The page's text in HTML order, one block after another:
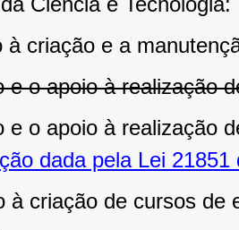
à criação e a
e o apoio à realização
e o apoio à realização
dada pela Lei 21851
à criação de cursos de